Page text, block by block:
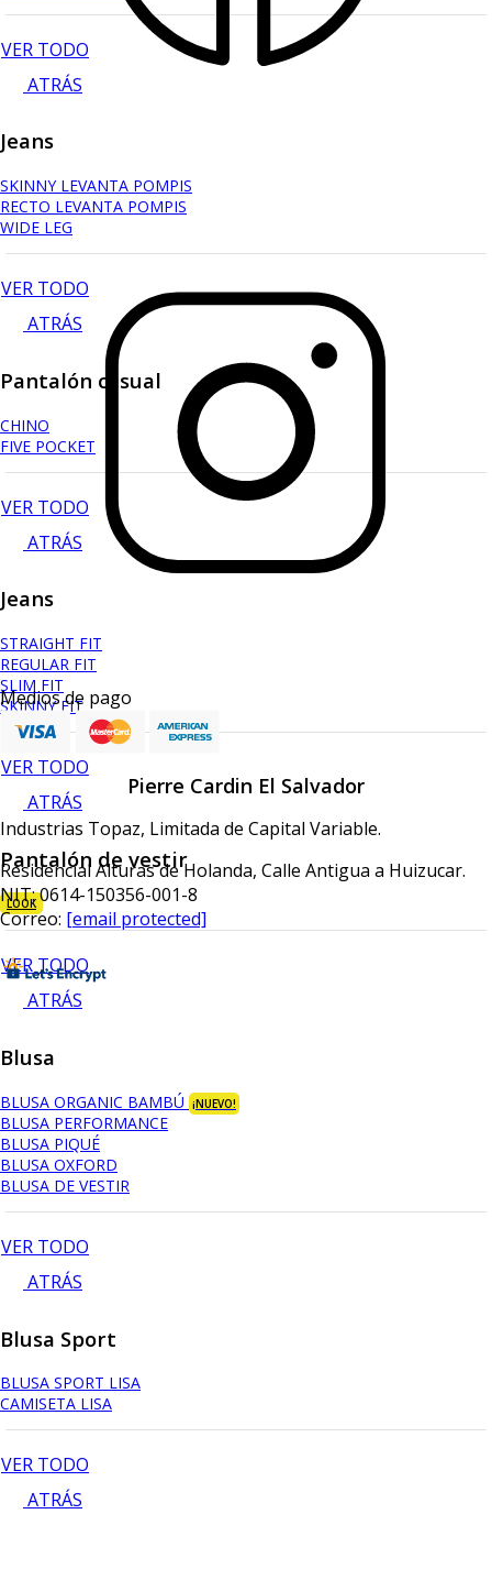
VER TODO
ATRÁS
Jeans
SKINNY LEVANTA POMPIS
RECTO LEVANTA POMPIS
WIDE LEG
VER TODO
ATRÁS
Pantalón casual
CHINO
FIVE POCKET
VER TODO
ATRÁS
Jeans
STRAIGHT FIT
REGULAR FIT
SLIM FIT
SKINNY FIT
VER TODO
ATRÁS
Pantalón de vestir
LOOK
VER TODO
ATRÁS
Blusa
BLUSA ORGANIC BAMBÚ ¡NUEVO!
BLUSA PERFORMANCE
BLUSA PIQUÉ
BLUSA OXFORD
BLUSA DE VESTIR
VER TODO
ATRÁS
Blusa Sport
BLUSA SPORT LISA
CAMISETA LISA
VER TODO
ATRÁS
Medios de pago
Pierre Cardin El Salvador
Industrias Topaz, Limitada de Capital Variable.
Residencial Alturas de Holanda, Calle Antigua a Huizucar.
NIT: 0614-150356-001-8
Correo: [email protected]